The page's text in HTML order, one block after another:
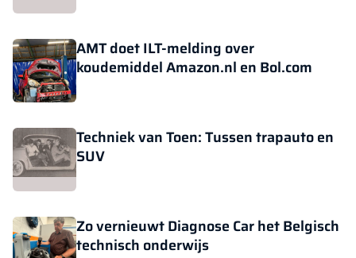
AMT doet ILT-melding over
koudemiddel Amazon.nl en Bol.com
Techniek van Toen: Tussen trapauto en
SUV
Zo vernieuwt Diagnose Car het Belgisch
technisch onderwijs